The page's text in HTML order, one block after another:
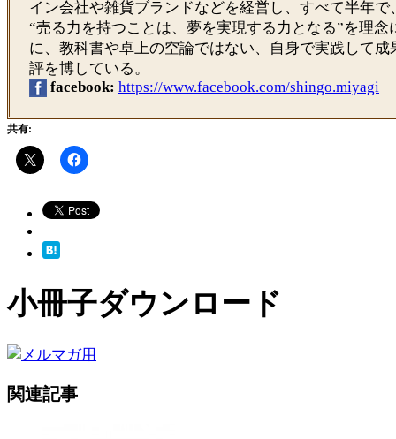
イン会社や雑貨ブランドなどを経営し、すべて半年
“売る力を持つことは、夢を実現する力となる”を理
に、教科書や卓上の空論ではない、自身で実践して
評を博している。
facebook: https://www.facebook.com/shingo.miyagi
共有:
小冊子ダウンロード
関連記事